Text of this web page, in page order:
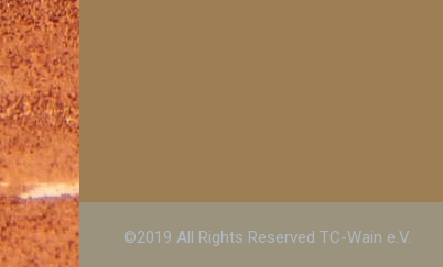
©2019 All Rights Reserved TC-Wain e.V.